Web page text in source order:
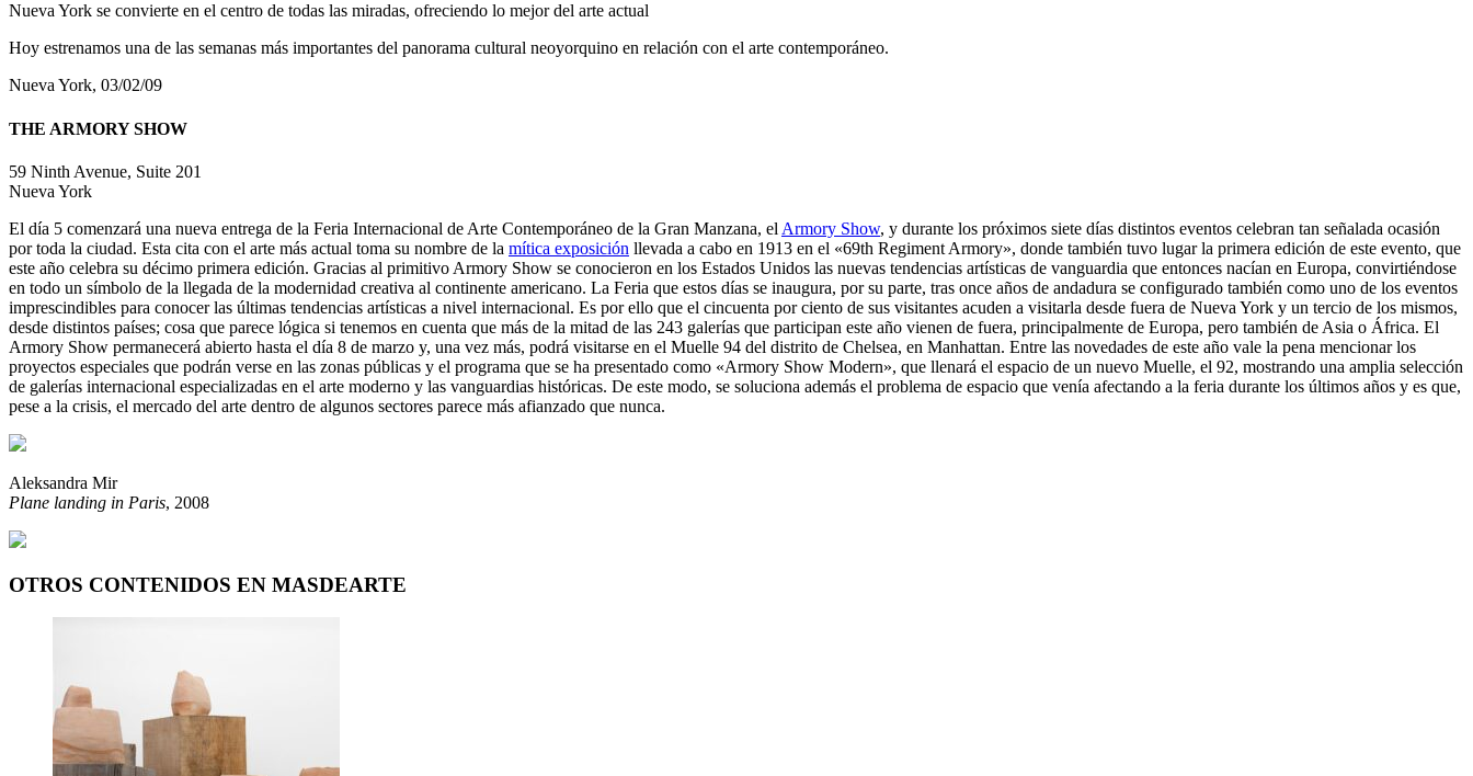
Nueva York se convierte en el centro de todas las miradas, ofreciendo lo mejor del arte actual
Hoy estrenamos una de las semanas más importantes del panorama cultural neoyorquino en relación con el arte contemporáneo.
Nueva York, 03/02/09
THE ARMORY SHOW
59 Ninth Avenue, Suite 201
Nueva York
El día 5 comenzará una nueva entrega de la Feria Internacional de Arte Contemporáneo de la Gran Manzana, el Armory Show, y durante los próximos siete días distintos eventos celebran tan señalada ocasión
por toda la ciudad. Esta cita con el arte más actual toma su nombre de la mítica exposición llevada a cabo en 1913 en el «69th Regiment Armory», donde también tuvo lugar la primera edición de este evento, que
este año celebra su décimo primera edición. Gracias al primitivo Armory Show se conocieron en los Estados Unidos las nuevas tendencias artísticas de vanguardia que entonces nacían en Europa, convirtiéndose
en todo un símbolo de la llegada de la modernidad creativa al continente americano. La Feria que estos días se inaugura, por su parte, tras once años de andadura se configurado también como uno de los eventos
imprescindibles para conocer las últimas tendencias artísticas a nivel internacional. Es por ello que el cincuenta por ciento de sus visitantes acuden a visitarla desde fuera de Nueva York y un tercio de los mismos,
desde distintos países; cosa que parece lógica si tenemos en cuenta que más de la mitad de las 243 galerías que participan este año vienen de fuera, principalmente de Europa, pero también de Asia o África. El
Armory Show permanecerá abierto hasta el día 8 de marzo y, una vez más, podrá visitarse en el Muelle 94 del distrito de Chelsea, en Manhattan. Entre las novedades de este año vale la pena mencionar los
proyectos especiales que podrán verse en las zonas públicas y el programa que se ha presentado como «Armory Show Modern», que llenará el espacio de un nuevo Muelle, el 92, mostrando una amplia selección
de galerías internacional especializadas en el arte moderno y las vanguardias históricas. De este modo, se soluciona además el problema de espacio que venía afectando a la feria durante los últimos años y es que,
pese a la crisis, el mercado del arte dentro de algunos sectores parece más afianzado que nunca.
Aleksandra Mir
Plane landing in Paris, 2008
OTROS CONTENIDOS EN MASDEARTE